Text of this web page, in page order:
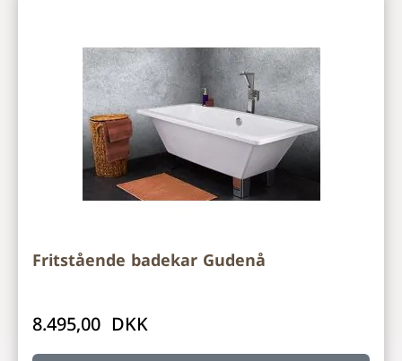
Fritstående badekar Gudenå
8.495,00 DKK